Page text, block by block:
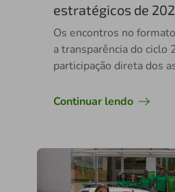
estratégicos de
Os encontros no
a transparência do ciclo
participação direta dos
período de gestão
Continuar lendo